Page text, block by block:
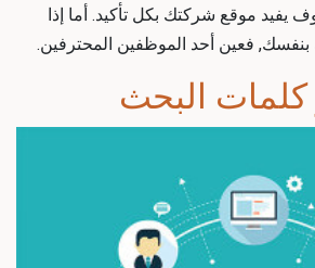
موقع شركتك بكل تأكيد. أما إذا
فعين أحد الموظفين المحترفين.
كلمات البحث